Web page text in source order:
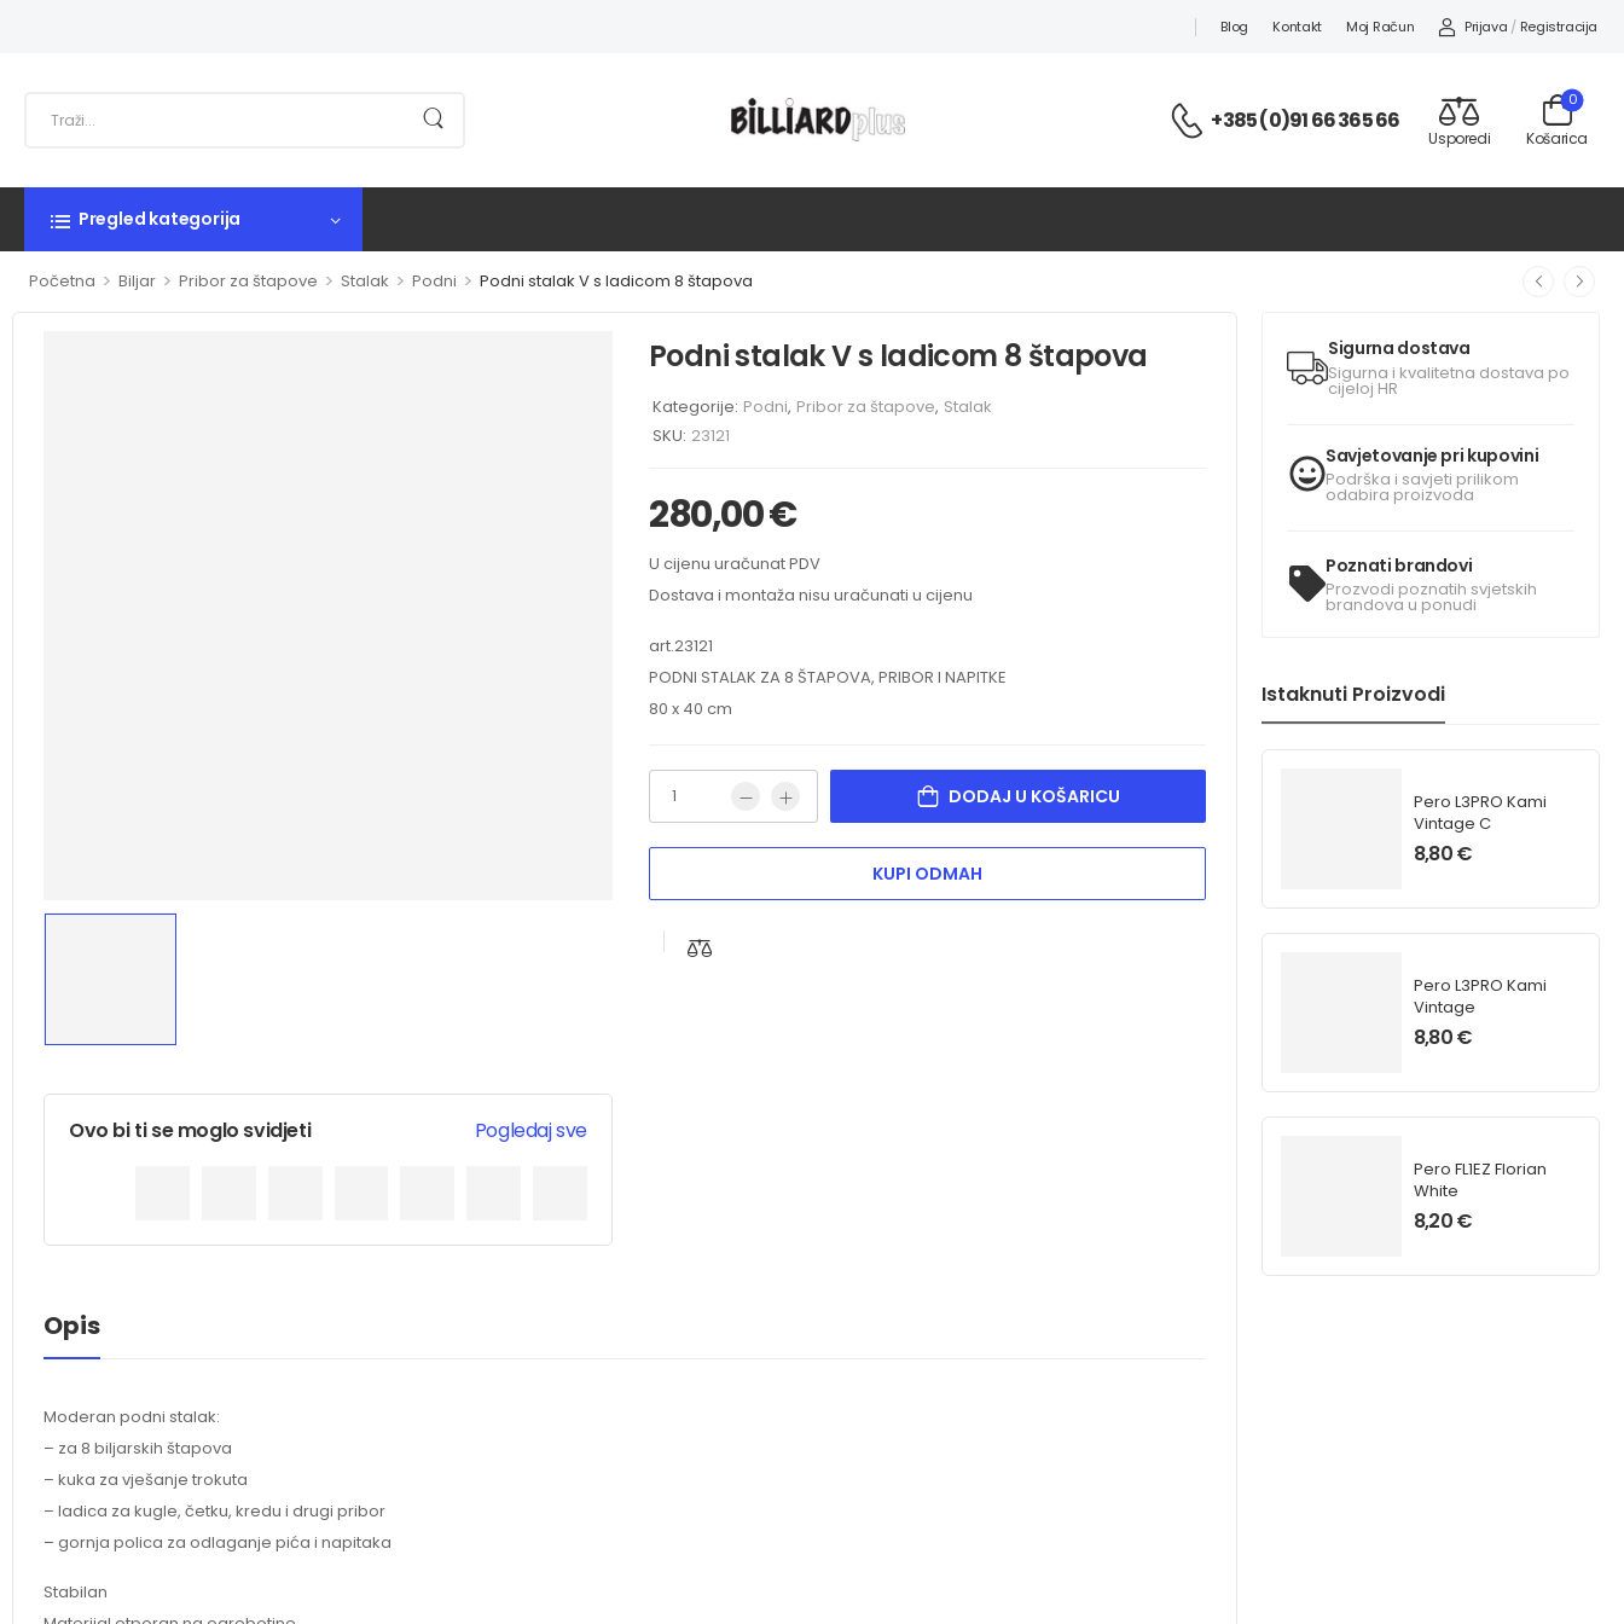
Blog Kontakt Moj Račun Prijava / Registracija
+385 (0)91 66 365 66
Usporedi Košarica
0
Pregled kategorija
Početna > Biljar > Pribor za štapove > Stalak > Podni > Podni stalak V s ladicom 8 štapova
Sigurna dostava
Sigurna i kvalitetna dostava po
cijeloj HR
Savjetovanje pri kupovini
Podrška i savjeti prilikom
odabira proizvoda
Poznati brandovi
Prozvodi poznatih svjetskih
brandova u ponudi
Istaknuti Proizvodi
Pero L3PRO Kami
Vintage C
8,80€
Pero L3PRO Kami
Vintage
8,80€
Pero FL1EZ Florian
White
8,20€
Ovo bi ti se moglo svidjeti Pogledaj sve
Podni stalak V s ladicom 8 štapova
Kategorije: Podni, Pribor za štapove, Stalak
SKU: 23121
280,00€
U cijenu uračunat PDV
Dostava i montaža nisu uračunati u cijenu
art.23121
PODNI STALAK ZA 8 ŠTAPOVA, PRIBOR I NAPITKE
80 x 40 cm
DODAJ U KOŠARICU
KUPI ODMAH
Opis
Moderan podni stalak:
– za 8 biljarskih štapova
– kuka za vješanje trokuta
– ladica za kugle, četku, kredu i drugi pribor
– gornja polica za odlaganje pića i napitaka
Stabilan